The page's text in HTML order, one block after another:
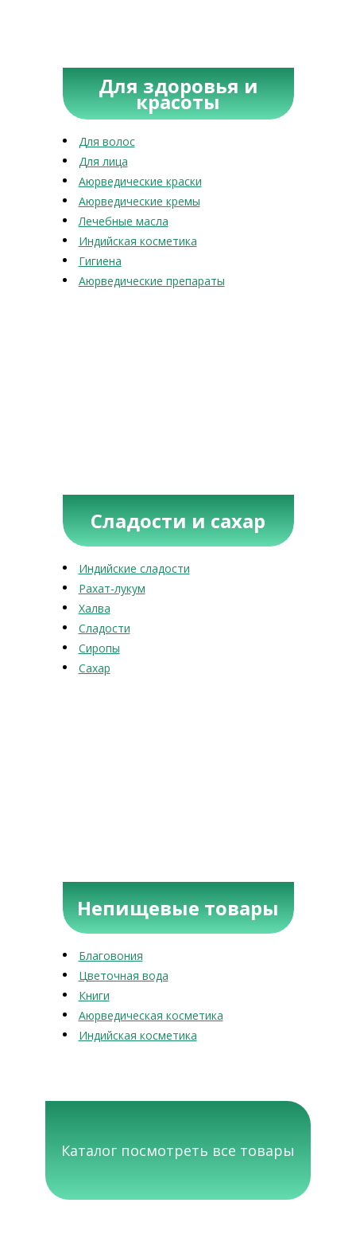
Для здоровья и
красоты
Для волос
Для лица
Аюрведические краски
Аюрведические кремы
Лечебные масла
Индийская косметика
Гигиена
Аюрведические препараты
Сладости и сахар
Индийские сладости
Рахат-лукум
Халва
Сладости
Сиропы
Сахар
Непищевые товары
Благовония
Цветочная вода
Книги
Аюрведическая косметика
Индийская косметика
Каталог посмотреть все товары